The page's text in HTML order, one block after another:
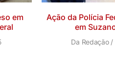
em
Ação da Polícia
em
Da Redação